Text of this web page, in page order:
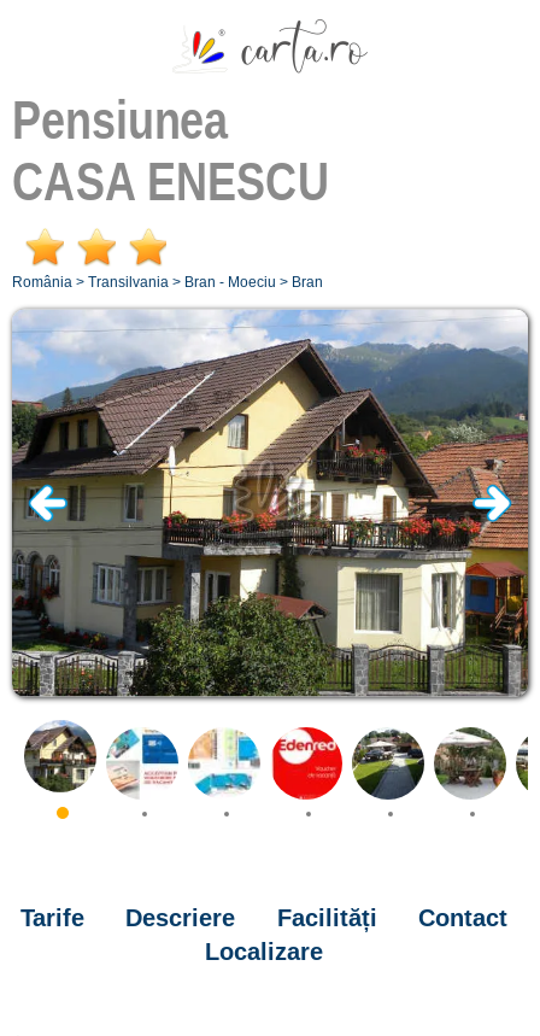
Pensiunea
CASA ENESCU
România > Transilvania > Bran - Moeciu > Bran
Tarife Descriere Facilități
Contact
Localizare